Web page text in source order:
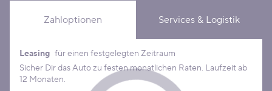
Zahloptionen Services & Logistik
Leasing Konditionen
Leasing für einen festgelegten Zeitraum
Sicher Dir das Auto zu festen monatlichen Raten. Laufzeit ab
12 Monaten.